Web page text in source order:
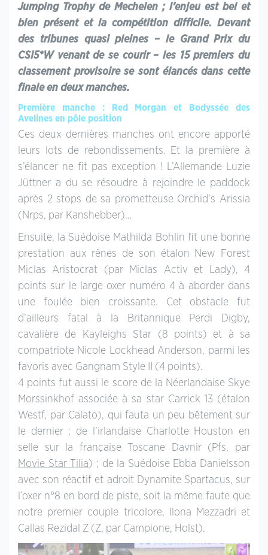
Jumping Trophy de Mechelen ; l’enjeu est bel et
bien présent et la compétition difficile. Devant
des tribunes quasi pleines – le Grand Prix du
CSI5*W venant de se courir – les 15 premiers du
classement provisoire se sont élancés dans cette
finale en deux manches.
Première manche : Red Morgan et Bodyssée des
Avelines en pôle position
Ces deux dernières manches ont encore apporté
leurs lots de rebondissements. Et la première à
s’élancer ne fit pas exception ! L’Allemande Luzie
Jüttner a du se résoudre à rejoindre le paddock
après 2 stops de sa prometteuse Orchid’s Arissia
(Nrps, par Kanshebber)…
Ensuite, la Suédoise Mathilda Bohlin fit une bonne
prestation aux rênes de son étalon New Forest
Miclas Aristocrat (par Miclas Activ et Lady), 4
points sur le large oxer numéro 4 à aborder dans
une foulée bien croissante. Cet obstacle fut
d’ailleurs fatal à la Britannique Perdi Digby,
cavalière de Kayleighs Star (8 points) et à sa
compatriote Nicole Lockhead Anderson, parmi les
favoris avec Gangnam Style II (4 points).
4 points fut aussi le score de la Néerlandaise Skye
Morssinkhof associée à sa star Carrick 13 (étalon
Westf, par Calato), qui fauta un peu bêtement sur
le dernier ; de l’irlandaise Charlotte Houston en
selle sur la française Toscane Davnir (Pfs, par
Movie Star Tilia) ; de la Suédoise Ebba Danielsson
avec son réactif et adroit Dynamite Spartacus, sur
l’oxer n°8 en bord de piste, soit la même faute que
notre premier couple tricolore, Ilona Mezzadri et
Callas Rezidal Z (Z, par Campione, Holst).